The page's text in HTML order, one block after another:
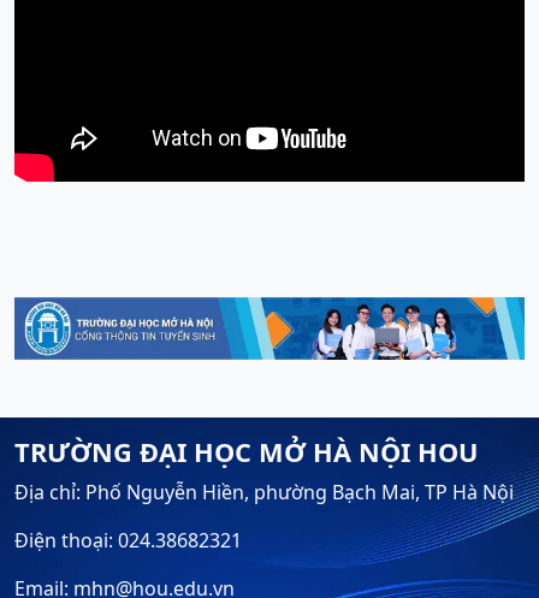
TRƯỜNG ĐẠI HỌC MỞ HÀ NỘI HOU
Địa chỉ: Phố Nguyễn Hiền, phường Bạch Mai, TP Hà Nội
Điện thoại: 024.38682321
Email: mhn@hou.edu.vn